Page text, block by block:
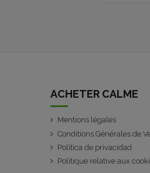
ACHETER CALME
Mentions légales
Conditions Générales de
Política de privacidad
Politique relative aux